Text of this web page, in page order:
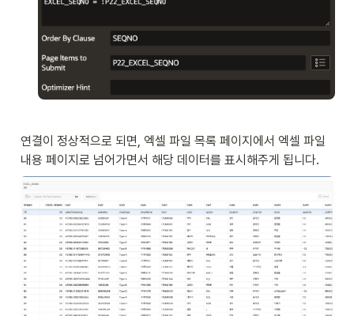
연결이 정상적으로 되면, 엑셀 파일 목록 페이지에서 엑셀 파일
내용 페이지로 넘어가면서 해당 데이터를 표시해주게 됩니다.